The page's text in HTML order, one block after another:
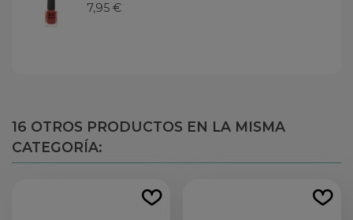
7,95 €
16 OTROS PRODUCTOS EN LA MISMA
CATEGORÍA: